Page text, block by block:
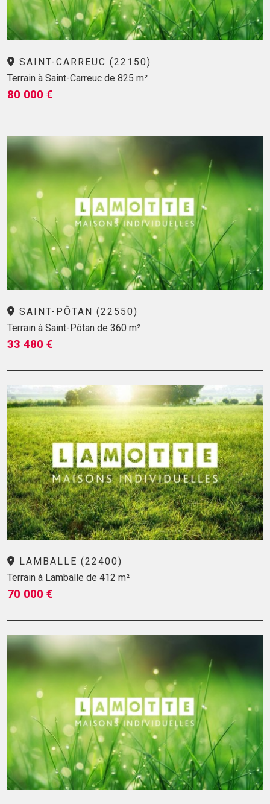
SAINT-CARREUC (22150)
Terrain à Saint-Carreuc de 825 m²
80 000 €
SAINT-PÔTAN (22550)
Terrain à Saint-Pôtan de 360 m²
33 480 €
LAMBALLE (22400)
Terrain à Lamballe de 412 m²
70 000 €